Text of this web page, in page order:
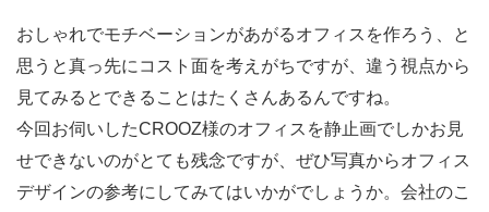
おしゃれでモチベーションがあがるオフィスを作ろう、と
思うと真っ先にコスト面を考えがちですが、違う視点から
見てみるとできることはたくさんあるんですね。
今回お伺いしたCROOZ様のオフィスを静止画でしかお見
せできないのがとても残念ですが、ぜひ写真からオフィス
デザインの参考にしてみてはいかがでしょうか。会社のこ